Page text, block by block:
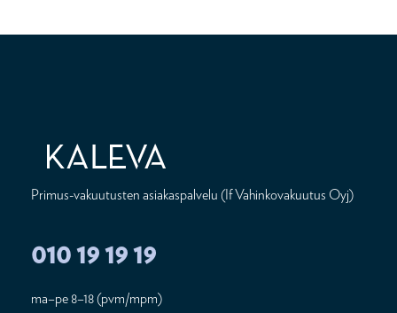
Primus-vakuutusten asiakaspalvelu (If Vahinkovakuutus Oyj)
010 19 19 19
ma–pe 8–18 (pvm/mpm)